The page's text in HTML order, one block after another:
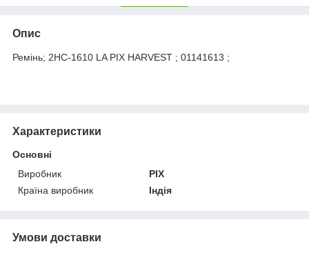
Опис
Ремінь; 2НС-1610 LA PIX HARVEST ; 01141613 ;
Характеристики
Основні
Виробник
PIX
Країна виробник
Індія
Умови доставки